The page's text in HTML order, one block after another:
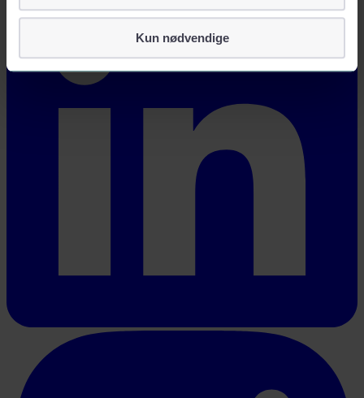
identifiserer deg, som navn eller telefonnummer.
Kun nødvendige